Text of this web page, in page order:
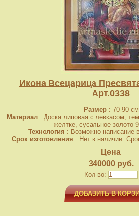
Икона Всецарица
Арт.0338
Размер: 70-90 см
Материал: Доска липовая с левкасом,
желтке, сусальное золото
Технология : Возможно написание
Срок изготовления : Нет в наличии.
Цена
340000 руб.
Кол-во:
ДОБАВИТЬ В